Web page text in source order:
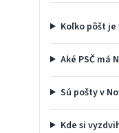
Koľko pôšt je
Aké PSČ má
Sú pošty v
Kde si